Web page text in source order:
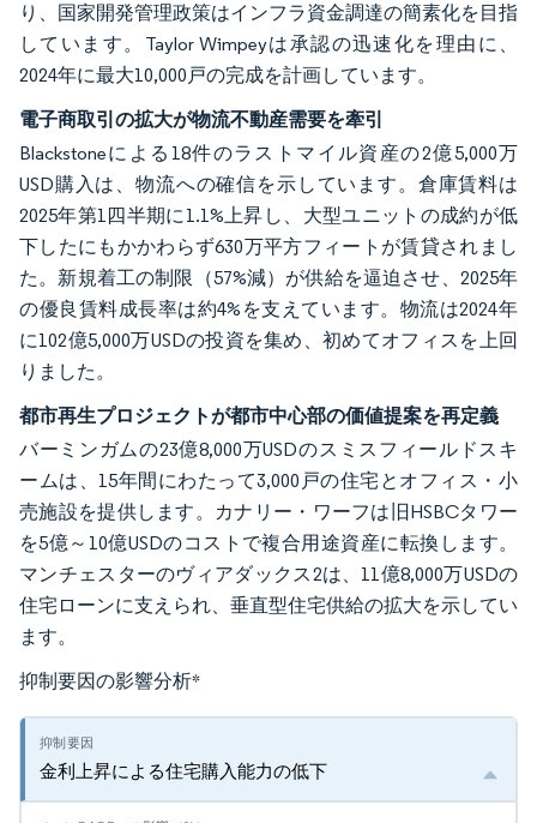
り、国家開発管理政策はインフラ資金調達の簡素化を目指
しています。Taylor Wimpeyは承認の迅速化を理由に、
2024年に最大10,000戸の完成を計画しています。
電子商取引の拡大が物流不動産需要を牽引
Blackstoneによる18件のラストマイル資産の2億5,000万
USD購入は、物流への確信を示しています。倉庫賃料は
2025年第1四半期に1.1%上昇し、大型ユニットの成約が低
下したにもかかわらず630万平方フィートが賃貸されまし
た。新規着工の制限（57%減）が供給を逼迫させ、2025年
の優良賃料成長率は約4%を支えています。物流は2024年
に102億5,000万USDの投資を集め、初めてオフィスを上回
りました。
都市再生プロジェクトが都市中心部の価値提案を再定義
バーミンガムの23億8,000万USDのスミスフィールドスキ
ームは、15年間にわたって3,000戸の住宅とオフィス・小
売施設を提供します。カナリー・ワーフは旧HSBCタワー
を5億～10億USDのコストで複合用途資産に転換します。
マンチェスターのヴィアダックス2は、11億8,000万USDの
住宅ローンに支えられ、垂直型住宅供給の拡大を示してい
ます。
抑制要因の影響分析*
金利上昇による住宅購入能力の低下